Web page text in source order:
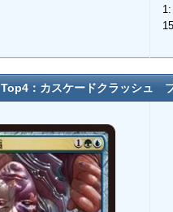
Top4：カスケードクラッシュ